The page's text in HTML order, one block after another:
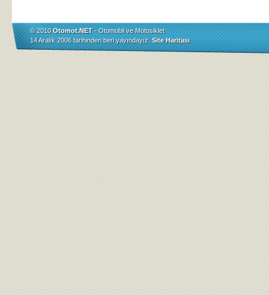
© 2010Otomot.NET- Otomobil ve Motosiklet
14 Aralık 2006 tarihinden beri yayındayız. Site Haritası